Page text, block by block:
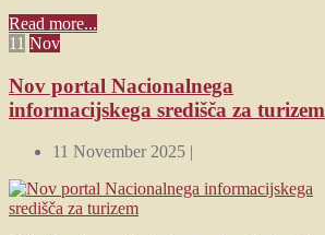
Read more...
11 Nov
Nov portal Nacionalnega
informacijskega središča za turizem
11 November 2025 |